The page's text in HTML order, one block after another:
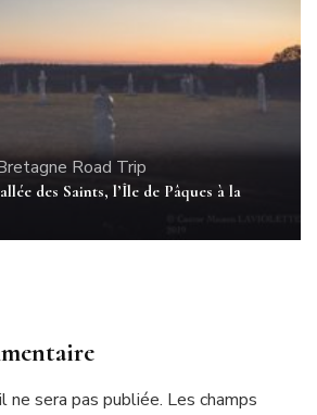
Road Trip
des Saints, l’Île de Pâques à la
ne sera pas publiée. Les champs